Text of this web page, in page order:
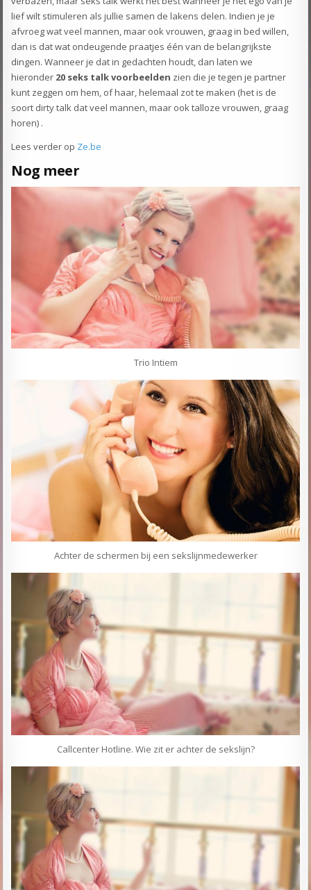
lief wilt stimuleren als jullie samen de lakens delen. Indien je je
afvroeg wat veel mannen, maar ook vrouwen, graag in bed willen,
dan is dat wat ondeugende praatjes één van de belangrijkste
dingen. Wanneer je dat in gedachten houdt, dan laten we
hieronder 20 seks talk voorbeelden zien die je tegen je partner
kunt zeggen om hem, of haar, helemaal zot te maken (het is de
soort dirty talk dat veel mannen, maar ook talloze vrouwen, graag
horen) .
Lees verder op Ze.be
Nog meer
Trio Intiem
Achter de schermen bij een sekslijnmedewerker
Callcenter Hotline. Wie zit er achter de sekslijn?